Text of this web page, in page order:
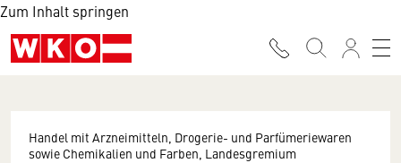
Zum Inhalt springen
Handel mit Arzneimitteln, Drogerie- und Parfümeriewaren
sowie Chemikalien und Farben, Landesgremium